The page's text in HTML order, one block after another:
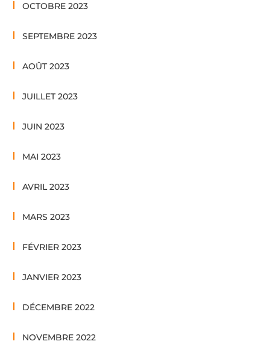
OCTOBRE 2023
SEPTEMBRE 2023
AOÛT 2023
JUILLET 2023
JUIN 2023
MAI 2023
AVRIL 2023
MARS 2023
FÉVRIER 2023
JANVIER 2023
DÉCEMBRE 2022
NOVEMBRE 2022